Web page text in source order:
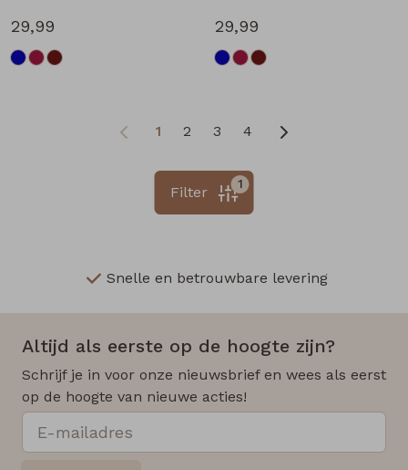
29,99
29,99
1 2 3 4
1
Filter
Snelle en betrouwbare levering
Altijd als eerste op de hoogte zijn?
Schrijf je in voor onze nieuwsbrief en wees als eerst
op de hoogte van nieuwe acties!